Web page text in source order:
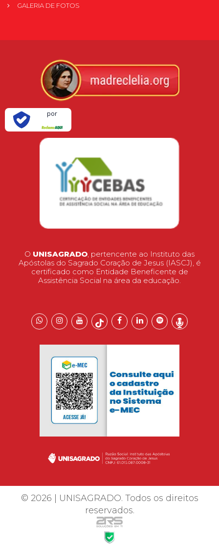
GALERIA DE FOTOS
por
O UNISAGRADO , pertencente ao Instituto das
Apóstolas do Sagrado Coração de Jesus (IASCJ), é
certificado como Entidade Beneficente de
Assistência Social na área da educação.
© 2026 | UNISAGRADO. Todos os direitos
reservados.